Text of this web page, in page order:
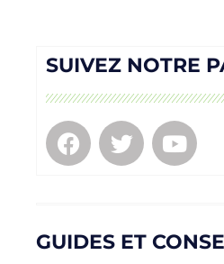
SUIVEZ NOTRE
GUIDES ET